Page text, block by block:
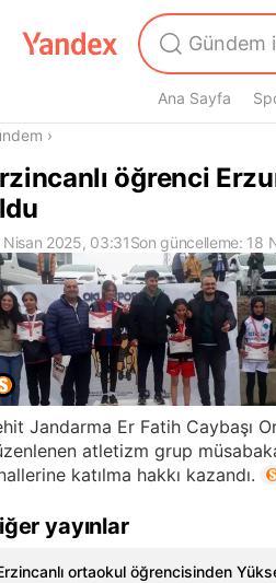
Ana Sayfa
›
öğrenci
Nisan 2025, 03:31Son güncelleme: 18
Jandarma Er Fatih Caybaşı
atletizm grup
katılma hakkı kazandı.
yayınlar
ortaokul öğrencisinden